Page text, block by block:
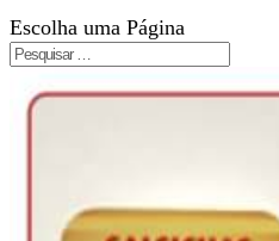
Escolha uma Página